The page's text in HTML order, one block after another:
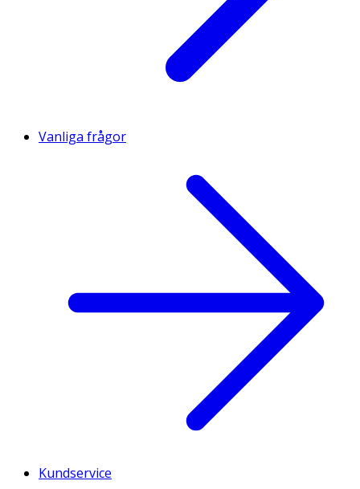
Vanliga frågor
Kundservice